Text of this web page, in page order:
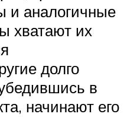
и аналогичные
хватают их
долго
в
начинают его